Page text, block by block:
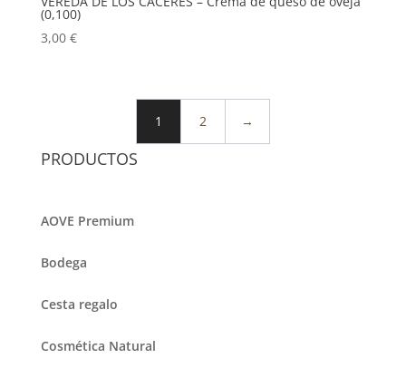
(0,100)
3,00 €
1 2 →
PRODUCTOS
AOVE Premium
Bodega
Cesta regalo
Cosmética Natural